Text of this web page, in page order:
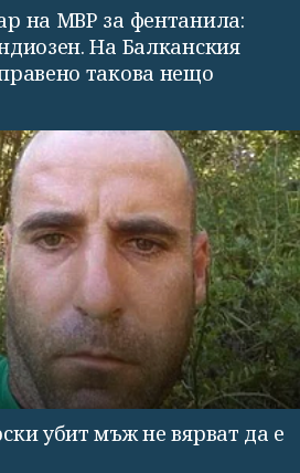
на МВР за фентанила:
На Балканския
такова нещо
убит мъж не вярват да е